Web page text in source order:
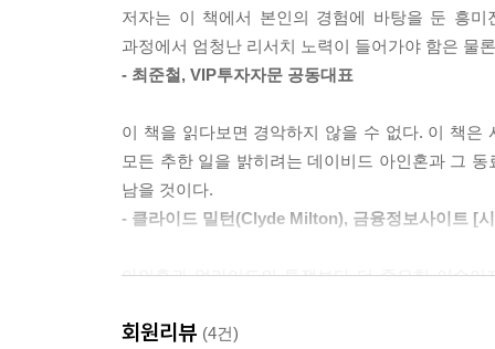
2003년 어느 날, 나는 워렌 버핏과 함께 점심을 하
다. 워렌 버핏은 자신도 공매도를 한 적이 있다고
생님을 놀려주기 위해서였다고 했다. 시간이 흐
같은 회사를 공매도해서 이기기란 쉽지 않다고
한 포지션에 불과했다. 그러나 얼라이드와 그 경
은 우리로서는 고려하지 않을 말과 행동을 스스럼
얼라이드에 대한 우리의 공매도는 마침내 보상을
아인혼은 투자 대상을 분석할 때, 시장이 증권을
살펴서 매매 상대방보다 상당한 분석적 우위에 설
잘못 책정된 주식을 발견했을 때에만 장기 투자
당신이 정직한 투자자라면 이 책을 꼭 읽어라
? 한 편의 소설처럼 흥미진진하게 펼쳐지는 공매
얼라이드는 전형적인 피라미드 기법으로 조달한
저자는 이 책에서 본인의 경험에 바탕을 둔 흥
과정에서 엄청난 리서치 노력이 들어가야 함은 물
- 최준철, VIP투자자문 공동대표
이 책을 읽다보면 경악하지 않을 수 없다. 이 책은
모든 추한 일을 밝히려는 데이비드 아인혼과 그
남을 것이다.
- 클라이드 밀턴(Clyde Milton), 금융정보사이트 [
아인혼과 얼라이드의 투쟁보다 더 중요한 이슈
- 베타니 맥린(Bethany McLean), [포춘(Fortune)]
회원리뷰 (4건)